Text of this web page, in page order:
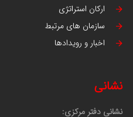
ارکان استراتژی
سازمان های مرتبط
اخبار و رویدادها
نشانی
نشانی دفتر مرکزی: